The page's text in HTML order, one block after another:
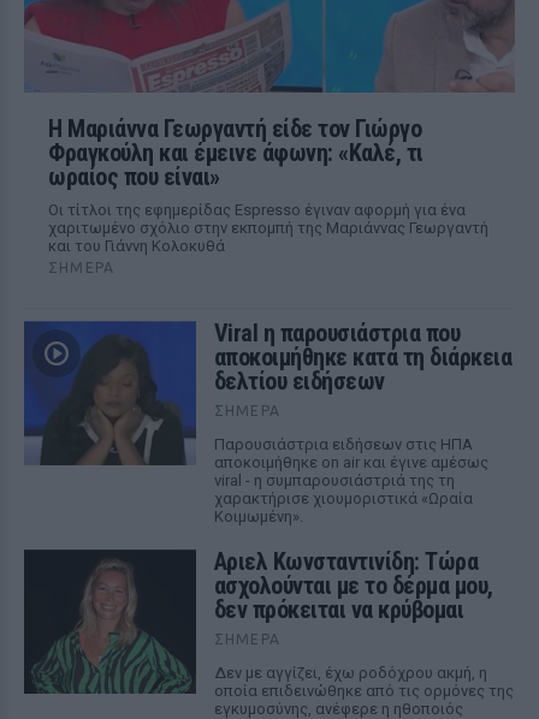
Η Μαριάννα Γεωργαντή είδε τον Γιώργο
Φραγκούλη και έμεινε άφωνη: «Καλέ, τι
ωραίος που είναι»
Οι τίτλοι της εφημερίδας Espresso έγιναν αφορμή για ένα
χαριτωμένο σχόλιο στην εκπομπή της Μαριάννας Γεωργαντή
και του Γιάννη Κολοκυθά
ΣΉΜΕΡΑ
Viral η παρουσιάστρια που
αποκοιμήθηκε κατά τη διάρκεια
δελτίου ειδήσεων
ΣΉΜΕΡΑ
Παρουσιάστρια ειδήσεων στις ΗΠΑ
αποκοιμήθηκε on air και έγινε αμέσως
viral - η συμπαρουσιάστριά της τη
χαρακτήρισε χιουμοριστικά «Ωραία
Κοιμωμένη».
Αριελ Κωνσταντινίδη: Τώρα
ασχολούνται με το δέρμα μου,
δεν πρόκειται να κρύβομαι
ΣΉΜΕΡΑ
Δεν με αγγίζει, έχω ροδόχρου ακμή, η
οποία επιδεινώθηκε από τις ορμόνες της
εγκυμοσύνης, ανέφερε η ηθοποιός